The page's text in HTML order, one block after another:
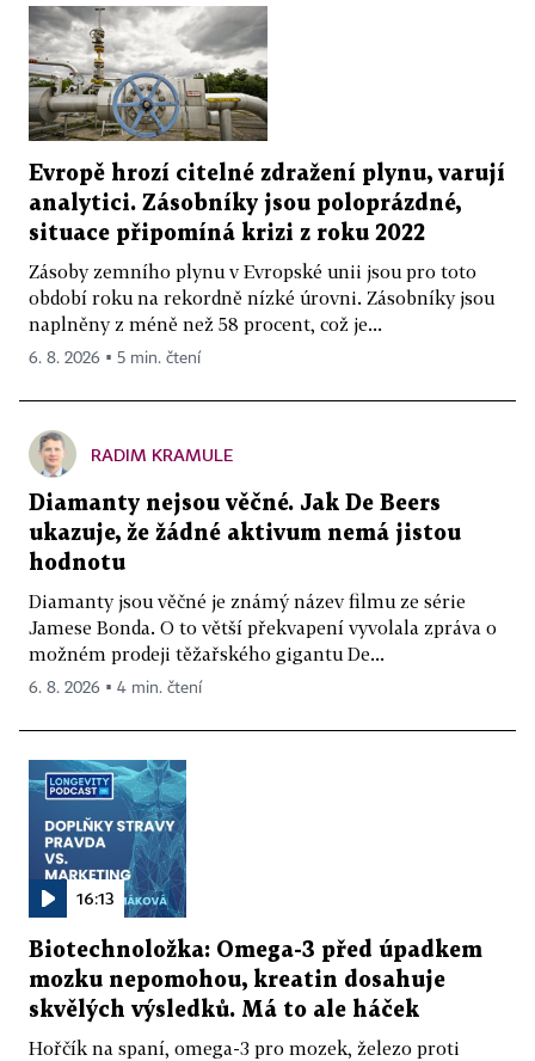
Evropě hrozí citelné zdražení plynu, varují
analytici. Zásobníky jsou poloprázdné,
situace připomíná krizi z roku 2022
Zásoby zemního plynu v Evropské unii jsou pro toto
období roku na rekordně nízké úrovni. Zásobníky jsou
naplněny z méně než 58 procent, což je...
6. 8. 2026 ▪ 5 min. čtení
RADIM KRAMULE
Diamanty nejsou věčné. Jak De Beers
ukazuje, že žádné aktivum nemá jistou
hodnotu
Diamanty jsou věčné je známý název filmu ze série
Jamese Bonda. O to větší překvapení vyvolala zpráva o
možném prodeji těžařského gigantu De...
6. 8. 2026 ▪ 4 min. čtení
16:13
Biotechnoložka: Omega-3 před úpadkem
mozku nepomohou, kreatin dosahuje
skvělých výsledků. Má to ale háček
Hořčík na spaní, omega-3 pro mozek, železo proti